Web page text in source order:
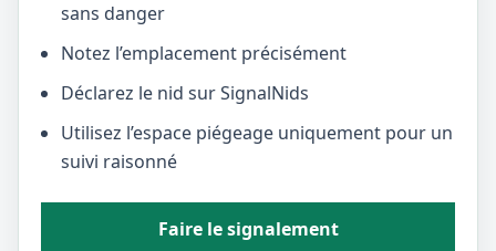
sans danger
Notez l’emplacement précisément
Déclarez le nid sur SignalNids
Utilisez l’espace piégeage uniquement pour un
suivi raisonné
Faire le signalement